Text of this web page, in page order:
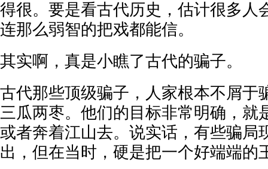
得很。要是看古代历史，估计很多人
连那么弱智的把戏都能信。
其实啊，真是小瞧了古代的骗子。
古代那些顶级骗子，人家根本不屑于
三瓜两枣。他们的目标非常明确，就
或者奔着江山去。说实话，有些骗局
出，但在当时，硬是把一个好端端的